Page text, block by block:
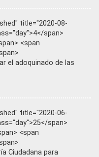
title="2020-08-
span>
<span
el adoquinado de las
title="2020-06-
span>
<span
Ciudadana para